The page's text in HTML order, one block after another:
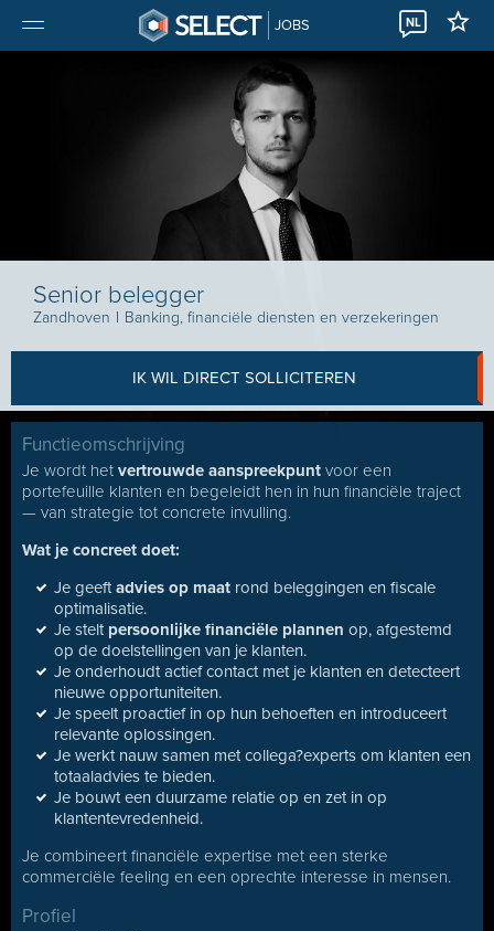
JOBS NL
Senior belegger
Zandhoven I Banking, financiële diensten en verzekeringen
IK WIL DIRECT SOLLICITEREN
Functieomschrijving
Je wordt het vertrouwde aanspreekpunt voor een
portefeuille klanten en begeleidt hen in hun financiële traject
— van strategie tot concrete invulling.
Wat je concreet doet:
Je geeftadvies op maat rond beleggingen en fiscale
optimalisatie.
Je stelt persoonlijke financiële plannen op, afgestemd
op de doelstellingen van je klanten.
Je onderhoudt actief contact met je klanten en detecteert
nieuwe opportuniteiten.
Je speelt proactief in op hun behoeften en introduceert
relevante oplossingen.
Je werkt nauw samen met collega?experts om klanten een
totaaladvies te bieden.
Je bouwt een duurzame relatie op en zet in op
klantentevredenheid.
Je combineert financiële expertise met een sterke
commerciële feeling en een oprechte interesse in mensen.
Profiel